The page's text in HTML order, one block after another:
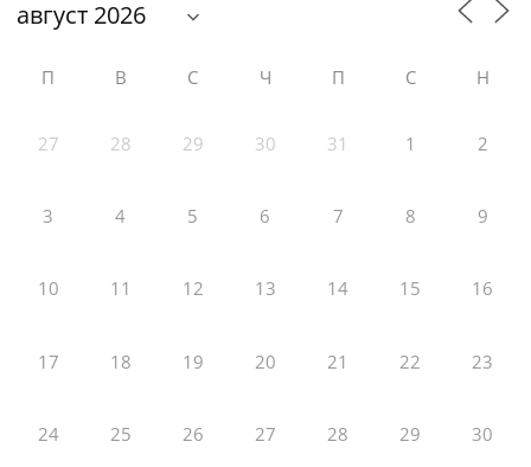
П В С Ч П С Н
27 28 29 30 31 1 2
3 4 5 6 7 8 9
10 11 12 13 14 15 16
17 18 19 20 21 22 23
24 25 26 27 28 29 30